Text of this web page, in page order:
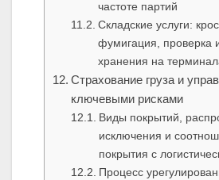
частоте партий
Складские услуги:
фумигация, проверка
хранения на
Страхование груза и
ключевыми рисками
Виды покрытий,
исключения и
покрытия с
Процесс